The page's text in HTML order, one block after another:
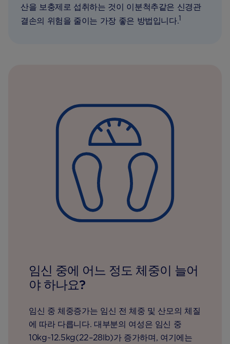
산을 보충제로 섭취하는 것이 이분척추같은 신경관
결손의 위험을 줄이는 가장 좋은 방법입니다.1
임신 중에 어느 정도 체중이 늘어
야 하나요?
임신 중 체중증가는 임신 전 체중 및 산모의 체질
에 따라 다릅니다. 대부분의 여성은 임신 중
10kg~12.5kg(22–28lb)가 증가하며, 여기에는